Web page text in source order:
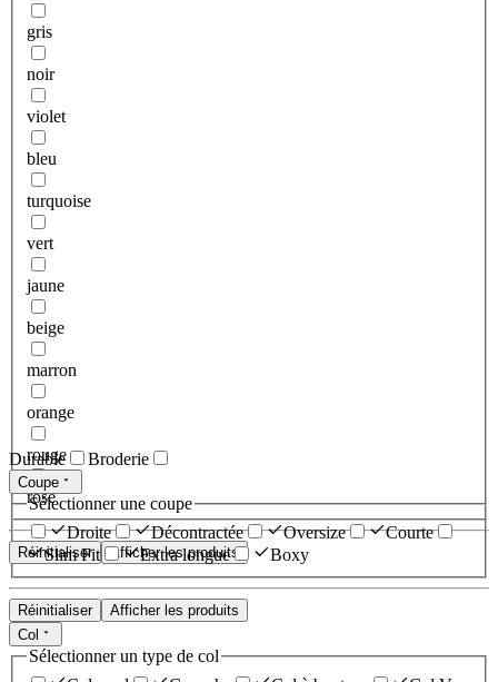
gris
noir
violet
bleu
turquoise
vert
jaune
beige
marron
orange
rouge
rose
Réinitialiser Afficher les produits
Durable Broderie
Coupe
Sélectionner une coupe
Droite
Décontractée Oversize
Courte
Slim Fit
Extra longue Boxy
Réinitialiser
Afficher les produits
Col
Sélectionner un type de col